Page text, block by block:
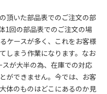
頂いた部品表でのご注文の部
1回の部品表でのご注文の場
ケースが多く、これをお客様
しまう作業になります。なお
が大半の為、在庫での対応
ができません。今では、お客
体のものはどこにあるのか見